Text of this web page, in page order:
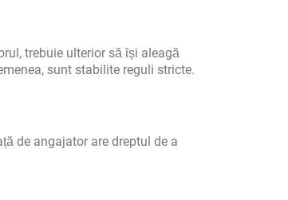
trebuie ulterior să își aleagă
sunt stabilite reguli stricte.
de angajator are dreptul de a